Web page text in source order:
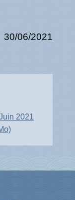
30/06/2021
2021